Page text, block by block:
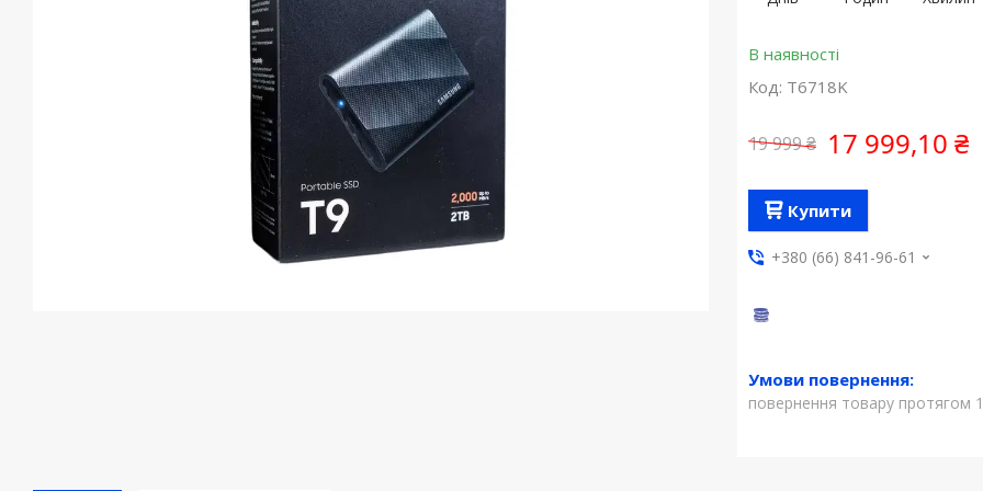
В наявності
Код: T6718K
19 999 ₴ 17 999,10 ₴
Купити
+380 (66) 841-96-61
повернення товару протягом